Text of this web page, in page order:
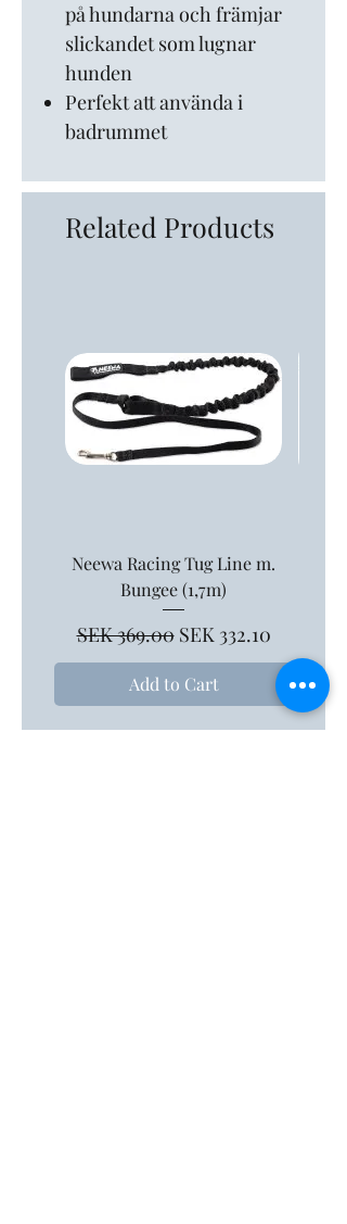
på hundarna och främjar
slickandet som lugnar
hunden
Perfekt att använda i
badrummet
Related Products
Neewa Racing Tug Line m.
Bungee (1,7m)
Regular Price
SEK 369.00 Sale Price
SEK 332.10
Add to Cart